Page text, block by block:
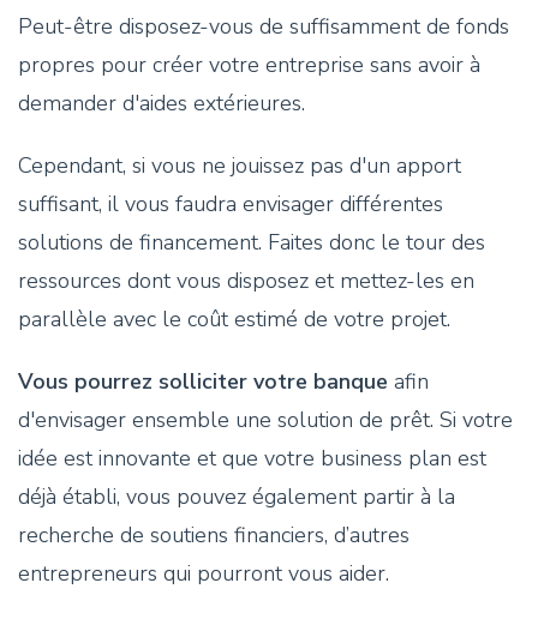
Peut-être disposez-vous de suffisamment de fonds
propres pour créer votre entreprise sans avoir à
demander d'aides extérieures.
Cependant, si vous ne jouissez pas d'un apport
suffisant, il vous faudra envisager différentes
solutions de financement. Faites donc le tour des
ressources dont vous disposez et mettez-les en
parallèle avec le coût estimé de votre projet.
Vous pourrez solliciter votre banque afin
d'envisager ensemble une solution de prêt. Si votre
idée est innovante et que votre business plan est
déjà établi, vous pouvez également partir à la
recherche de soutiens financiers, d’autres
entrepreneurs qui pourront vous aider.